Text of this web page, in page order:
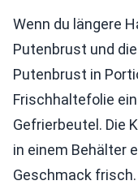
Wenn du längere
Putenbrust und
Putenbrust in
Frischhaltefolie
Gefrierbeutel. Die
in einem Behälter
Geschmack